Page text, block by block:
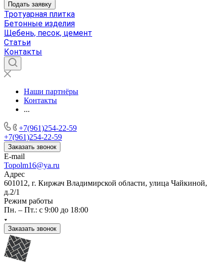
Подать заявку
Тротуарная плитка
Бетонные изделия
Щебень, песок, цемент
Статьи
Контакты
Наши партнёры
Контакты
...
+7(961)254-22-59
+7(961)254-22-59
Заказать звонок
E-mail
Topolm16@ya.ru
Адрес
601012, г. Киржач Владимирской области, улица Чайкиной,
д.2/1
Режим работы
Пн. – Пт.: с 9:00 до 18:00
Заказать звонок